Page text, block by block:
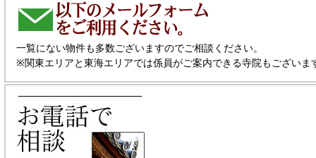
一覧にない物件も多数ございますのでご相談ください。
※関東エリアと東海エリアでは係員がご案内できる寺院もございま